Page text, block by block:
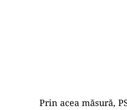
Prin acea măsură,